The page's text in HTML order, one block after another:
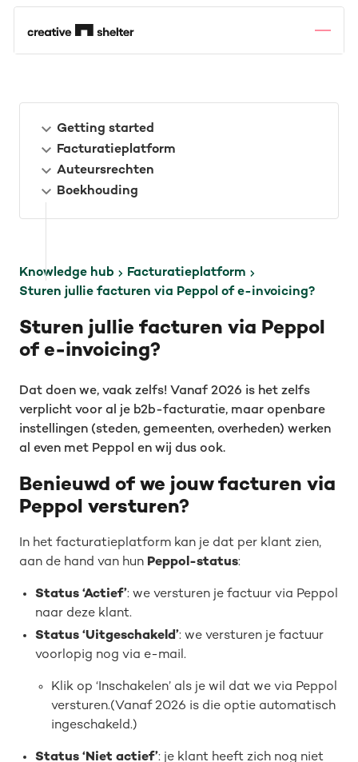
Getting started
Facturatieplatform
Auteursrechten
Boekhouding
Knowledge hub
Facturatieplatform
Sturen jullie facturen via Peppol of e-invoicing?
Sturen jullie facturen via Peppol
of e-invoicing?
Dat doen we, vaak zelfs! Vanaf 2026 is het zelfs
verplicht voor al je b2b-facturatie, maar openbare
instellingen (steden, gemeenten, overheden) werken
al even met Peppol en wij dus ook.
Benieuwd of we jouw facturen via
Peppol versturen?
In het facturatieplatform kan je dat per klant zien,
aan de hand van hun Peppol-status:
Status ‘Actief’: we versturen je factuur via Peppol
naar deze klant.
Status ‘Uitgeschakeld’: we versturen je factuur
voorlopig nog via e-mail.
Klik op ‘Inschakelen’ als je wil dat we via Peppol
versturen.(Vanaf 2026 is die optie automatisch
ingeschakeld.)
Status ‘Niet actief’: je klant heeft zich nog niet